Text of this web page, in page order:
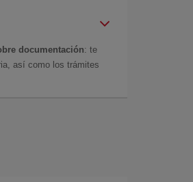
documentación: te
así como los trámites